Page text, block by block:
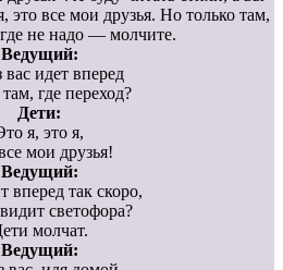
это все мои друзья. Но только там,
не надо — молчите.
Ведущий:
вас идет вперед
где переход?
Дети:
я, это я,
мои друзья!
Ведущий:
вперед так скоро,
светофора?
молчат.
Ведущий: